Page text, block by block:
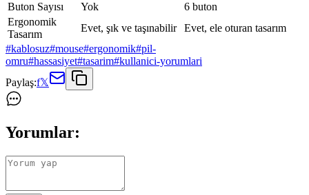
Buton Sayısı
Yok
6 buton
Ergonomik
Tasarım
Evet, şık ve taşınabilir
Evet, ele oturan tasarım
#kablosuz#mouse#ergonomik#pil-
omru#hassasiyet#tasarim#kullanici-yorumlari
Paylaş:f𝕏
Yorumlar: